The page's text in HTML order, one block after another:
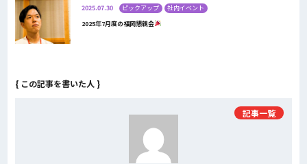
2025.07.30 ピックアップ
社内イベント
2025年7月度の福岡懇親会
{ この記事を書いた人 }
記事一覧